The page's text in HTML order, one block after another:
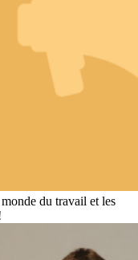
du travail et les